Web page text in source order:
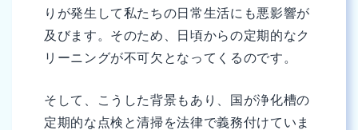
りが発生して私たちの日常生活にも悪影響が
及びます。そのため、日頃からの定期的なク
リーニングが不可欠となってくるのです。
そして、こうした背景もあり、国が浄化槽の
定期的な点検と清掃を法律で義務付けていま